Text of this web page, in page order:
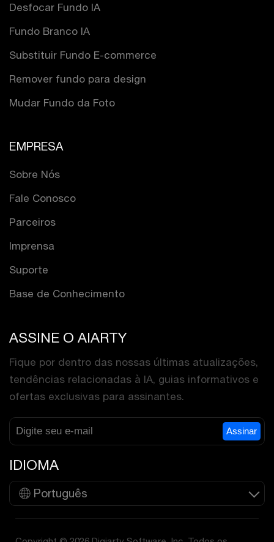
Desfocar Fundo IA
Fundo Branco IA
Substituir Fundo E-commerce
Remover fundo para design
Mudar Fundo da Foto
EMPRESA
Sobre Nós
Fale Conosco
Parceiros
Imprensa
Suporte
Base de Conhecimento
ASSINE O AIARTY
Fique por dentro das nossas últimas atualizações,
tendências relacionadas à IA, guias informativos e
ofertas exclusivas para assinantes.
Assinar
IDIOMA
Português